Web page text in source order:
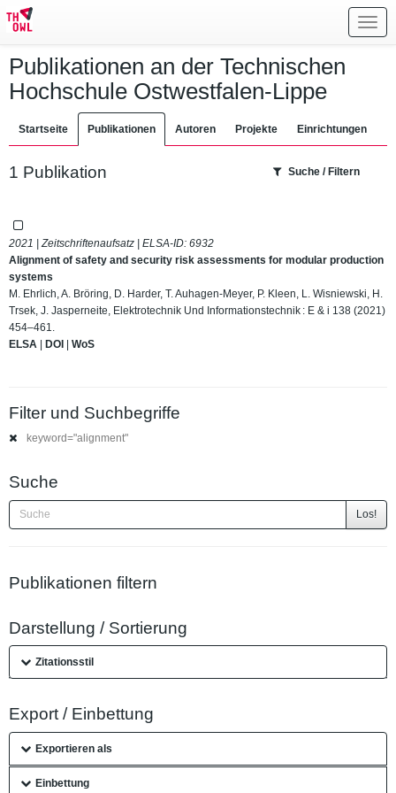
Publikationen an der Technischen
Hochschule Ostwestfalen-Lippe
Startseite Publikationen Autoren Projekte Einrichtungen
1 Publikation Suche / Filtern
2021 | Zeitschriftenaufsatz | ELSA-ID: 6932
Alignment of safety and security risk assessments for modular production
systems
M. Ehrlich, A. Bröring, D. Harder, T. Auhagen-Meyer, P. Kleen, L. Wisniewski, H.
Trsek, J. Jasperneite, Elektrotechnik Und Informationstechnik : E & i 138 (2021)
454–461.
ELSA | DOI | WoS
Filter und Suchbegriffe
keyword="alignment"
Suche
Los!
Publikationen filtern
Darstellung / Sortierung
Zitationsstil
Export / Einbettung
Exportieren als
Einbettung